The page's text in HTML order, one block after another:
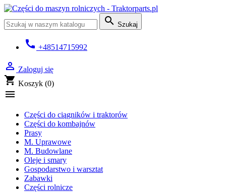
 Szukaj
call +48514715992
 Zaloguj się
shopping_cart Koszyk (0)

Części do ciągników i traktorów
Części do kombajnów
Prasy
M. Uprawowe
M. Budowlane
Oleje i smary
Gospodarstwo i warsztat
Zabawki
Części rolnicze